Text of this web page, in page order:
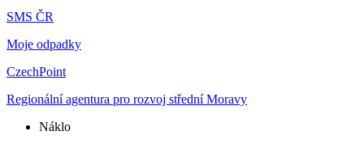
SMS ČR
Moje odpadky
CzechPoint
Regionální agentura pro rozvoj střední Moravy
Náklo